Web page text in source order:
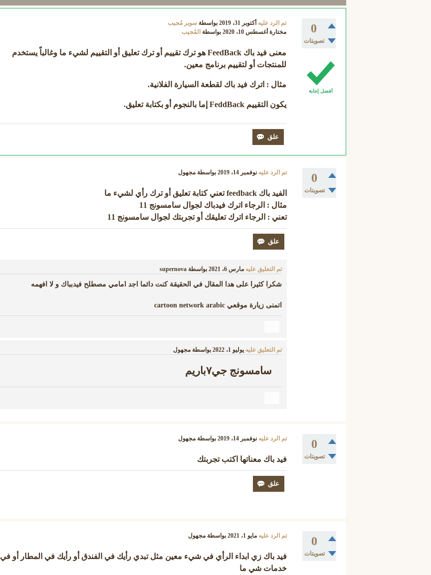
0
تصويتات
تم الرد عليه أكتوبر 31، 2019 بواسطة سوبر مُجيب
مختارة أغسطس 10، 2020 بواسطة المُجيب
أفضل إجابة
معنى فيد باك
FeedBack هو ترك تقييم أو ترك تعليق أو التقييم لشيء ما وغالباً يستخدم
للمنتجات أو لتقييم برنامج معين.
مثال : اترك فيد باك لقطعة السيارة الفلانية.
يكون التقييم FeddBack إما بالنجوم أو بكتابة تعليق.
0
تصويتات
تم الرد عليه نوفمبر 14، 2019 بواسطةمجهول
الفيد باك feedback تعني كتابة تعليق أو ترك رأي لشيء ما
مثال : الرجاء اترك فيدباك لجوال سامسونج 11
تعني : الرجاء اترك تعليقك أو تجربتك لجوال سامسونج 11
تم التعليق عليه مارس 6، 2021 بواسطةsupernova
شكرا كثيرا على هدا المقال في الحقيقة كنت دائما اجد امامي مصطلح فيدبباك و لا افهمه
اتمنى زيارة موقعي cartoon network arabic
تم التعليق عليه يوليو 1، 2022 بواسطةمجهول
سامسونج جي٧باريم
0
تصويتات
تم الرد عليه نوفمبر 14، 2019 بواسطةمجهول
فيد باك معناتها اكتب تجربتك
0
تصويتات
تم الرد عليه مايو 1، 2021 بواسطةمجهول
فيد باك زي ابداء الرأي في شيء معين مثل تبدي رأيك في الفندق أو رأيك في المطار أو في
خدمات شي ما